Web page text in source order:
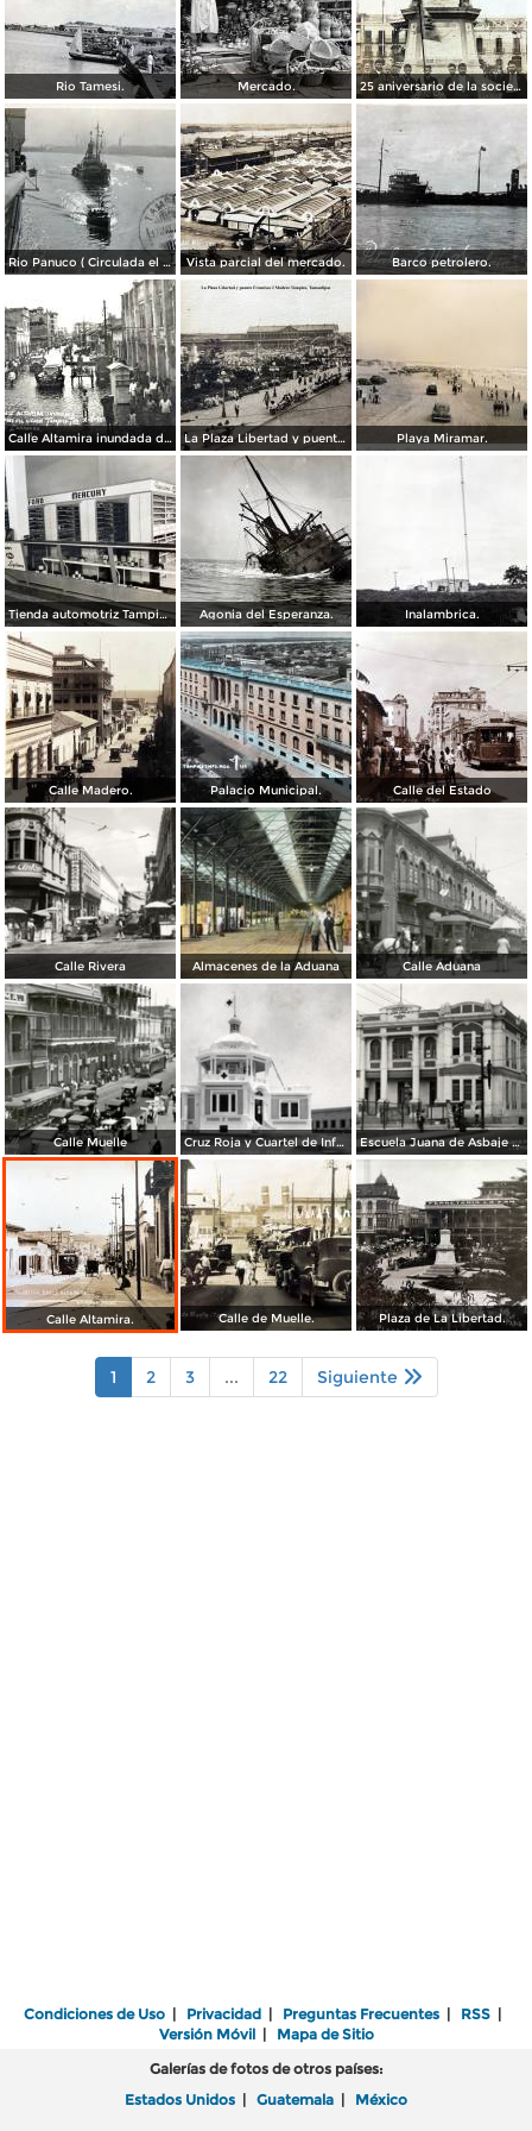
Rio Tamesi. Mercado. 25 aniversario de la sociedad mutua de artesanos de Benito Juarez ( Fechada el 2 de Octubre de 1910 ).
Rio Panuco ( Circulada el 17 de Mayo de 1932 ). Vista parcial del mercado. Barco petrolero.
Calle Altamira inundada despues del ciclon del 2 de Octubre de 1933. La Plaza Libertad y puente Francisco I Madero Tampico, Tamaulipas Playa Miramar.
Tienda automotriz Tampico, Tamaulipas ( Fechada el 25 de Junioo de 1951 ). Agonia del Esperanza. Inalambrica.
Calle Madero. Palacio Municipal. Calle del Estado
Calle Rivera Almacenes de la Aduana Calle Aduana
Calle Muelle Cruz Roja y Cuartel de Infantería Escuela Juana de Asbaje y Ramírez
Calle Altamira. Calle de Muelle. Plaza de La Libertad.
1 2 3 ... 22 Siguiente
Condiciones de Uso | Privacidad | Preguntas Frecuentes | RSS |
Versión Móvil| Mapa de Sitio
Galerías de fotos de otros países:
Estados Unidos | Guatemala | México